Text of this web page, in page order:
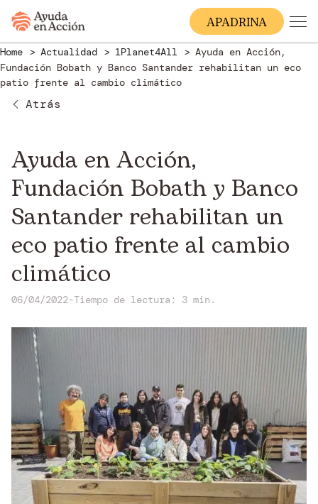
APADRINA
Home Actualidad 1Planet4All
Ayuda en Acción,
Fundación Bobath y Banco Santander rehabilitan un eco
patio frente al cambio climático
Atrás
Ayuda en Acción,
Fundación Bobath y Banco
Santander rehabilitan un
eco patio frente al cambio
climático
06/04/2022-Tiempo de lectura: 3 min.